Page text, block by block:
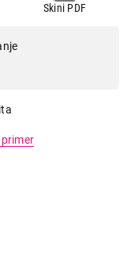
Skini PDF